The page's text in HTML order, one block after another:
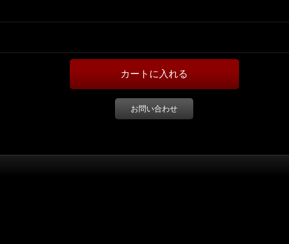
お問い合わせ